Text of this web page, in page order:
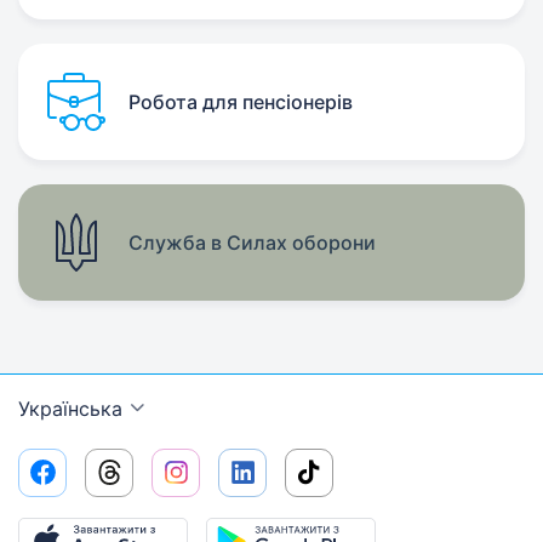
Робота для пенсіонерів
Служба в Силах оборони
Українська